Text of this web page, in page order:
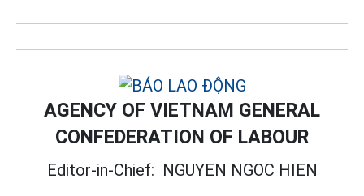
AGENCY OF VIETNAM GENERAL
CONFEDERATION OF LABOUR
Editor-in-Chief: NGUYEN NGOC HIEN